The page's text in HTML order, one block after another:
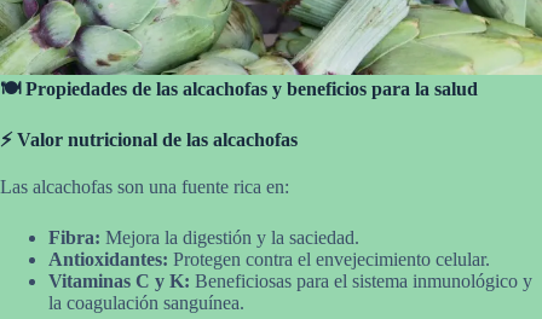
🍽️ Propiedades de las alcachofas y beneficios para la salud
⚡ Valor nutricional de las alcachofas
Las alcachofas son una fuente rica en:
Fibra: Mejora la digestión y la saciedad.
Antioxidantes: Protegen contra el envejecimiento celular.
Vitaminas C y K: Beneficiosas para el sistema inmunológico y
la coagulación sanguínea.